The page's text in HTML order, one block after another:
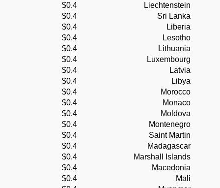
Liechtenstein
$0.4
Sri Lanka
$0.4
Liberia
$0.4
Lesotho
$0.4
Lithuania
$0.4
Luxembourg
$0.4
Latvia
$0.4
Libya
$0.4
Morocco
$0.4
Monaco
$0.4
Moldova
$0.4
Montenegro
$0.4
Saint Martin
$0.4
Madagascar
$0.4
Marshall Islands
$0.4
Macedonia
$0.4
Mali
$0.4